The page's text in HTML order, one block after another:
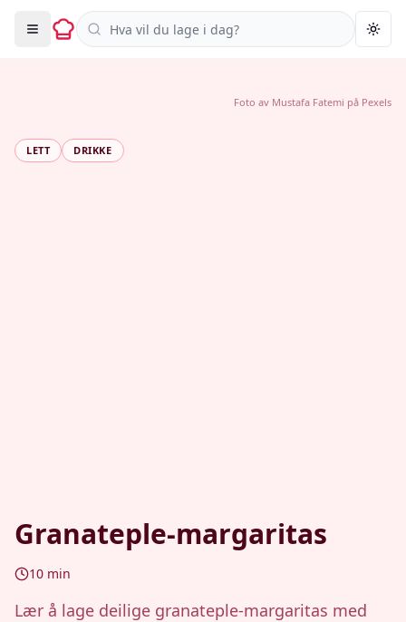
Søk i oppskrifter
LETT DRIKKE
Granateple-margaritas
10 min
Lær å lage deilige granateple-margaritas med
Foto av Mustafa Fatemi på Pexels